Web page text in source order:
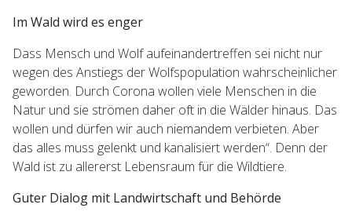
Im Wald wird es enger
Dass Mensch und Wolf aufeinandertreffen sei nicht nur
wegen des Anstiegs der Wolfspopulation wahrscheinlicher
geworden. Durch Corona wollen viele Menschen in die
Natur und sie strömen daher oft in die Wälder hinaus. Das
wollen und dürfen wir auch niemandem verbieten. Aber
das alles muss gelenkt und kanalisiert werden“. Denn der
Wald ist zu allererst Lebensraum für die Wildtiere.
Guter Dialog mit Landwirtschaft und Behörde